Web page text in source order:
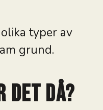
typer av
grund.
det då?